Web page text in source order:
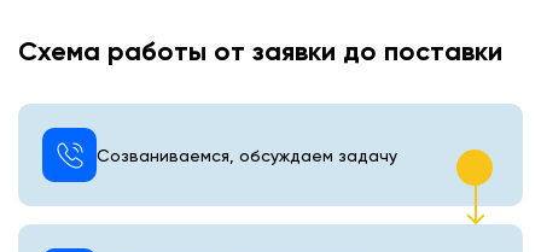
Схема работы от заявки до поставки
Созваниваемся, обсуждаем задачу